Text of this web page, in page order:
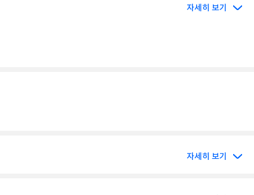
자세히 보기
자세히 보기